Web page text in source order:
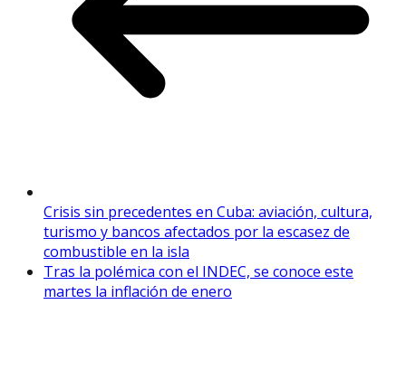
Crisis sin precedentes en Cuba: aviación, cultura,
turismo y bancos afectados por la escasez de
combustible en la isla
Tras la polémica con el INDEC, se conoce este
martes la inflación de enero